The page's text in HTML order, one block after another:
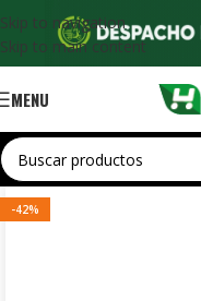
Skip to navigation
Skip to main content
MENU
-42%